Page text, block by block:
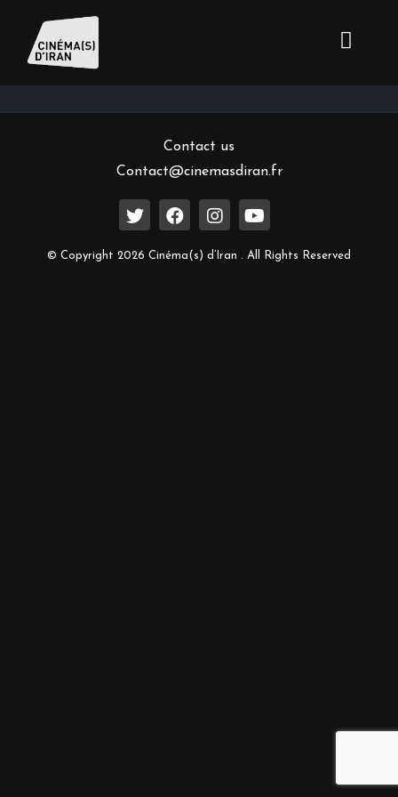
Inscrivez-vous à notre newsletter
Contact us
Contact@cinemasdiran.fr
© Copyright 2026 Cinéma(s) d’Iran . All Rights Reserved